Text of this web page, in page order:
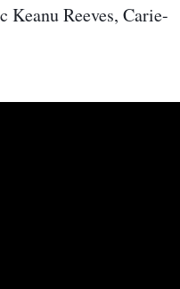
Reeves, Carie-